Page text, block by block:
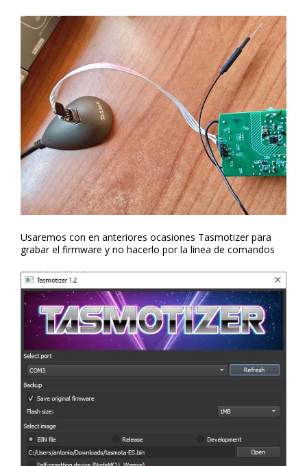
Usaremos con en anteriores ocasiones Tasmotizer para
grabar el firmware y no hacerlo por la linea de comandos